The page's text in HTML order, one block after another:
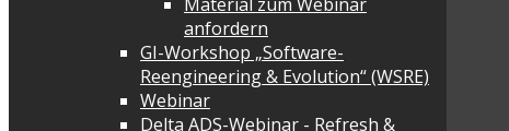
anfordern
GI-Workshop „Software-
Reengineering & Evolution“ (WSRE)
Webinar
Delta ADS-Webinar - Refresh &